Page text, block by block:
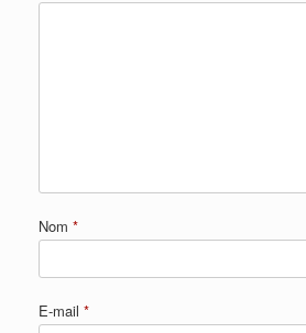
Nom *
E-mail *